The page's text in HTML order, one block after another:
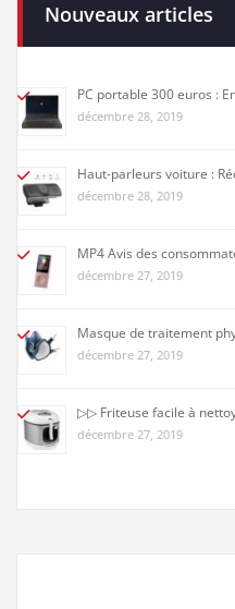
Nouveaux articles
PC portable 300 euros :
décembre 28, 2019
Haut-parleurs voiture :
décembre 28, 2019
MP4 Avis des
décembre 27, 2019
Masque de traitement
décembre 27, 2019
▷▷ Friteuse facile à
décembre 27, 2019